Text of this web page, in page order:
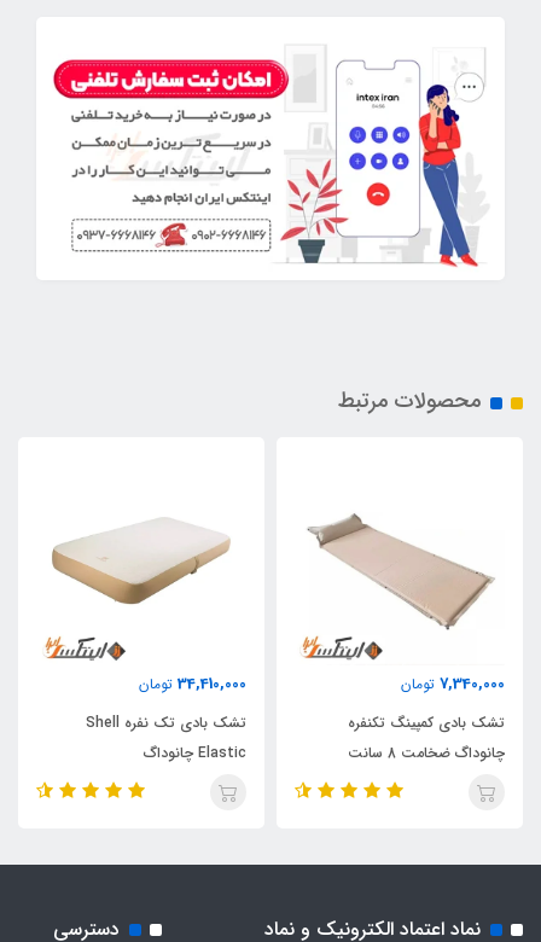
محصولات مرتبط
7,340,000 تومان
تشک بادی کمپینگ تکنفره
چانوداگ ضخامت 8 سانت
34,410,000 تومان
تشک بادی تک نفره Shell
Elastic چانوداگ
نماد اعتماد الکترونیک و نماد
دسترسی